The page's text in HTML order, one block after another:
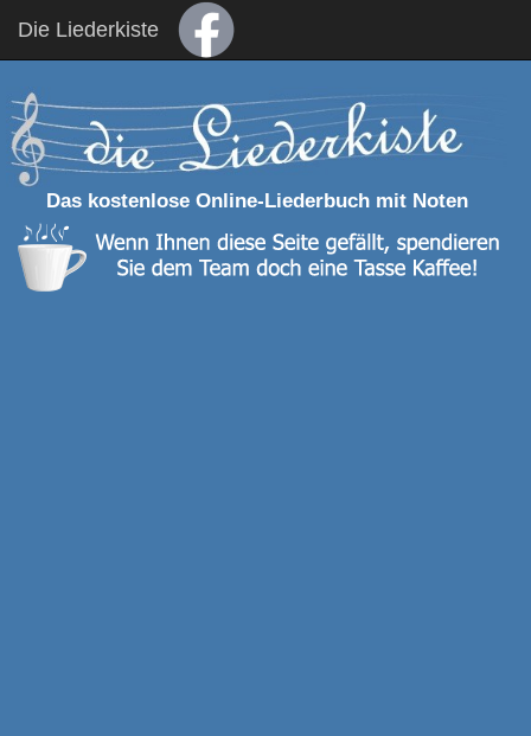
Die Liederkiste
Das kostenlose Online-Liederbuch mit Noten